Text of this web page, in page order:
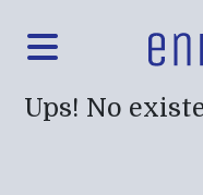
Ups! No